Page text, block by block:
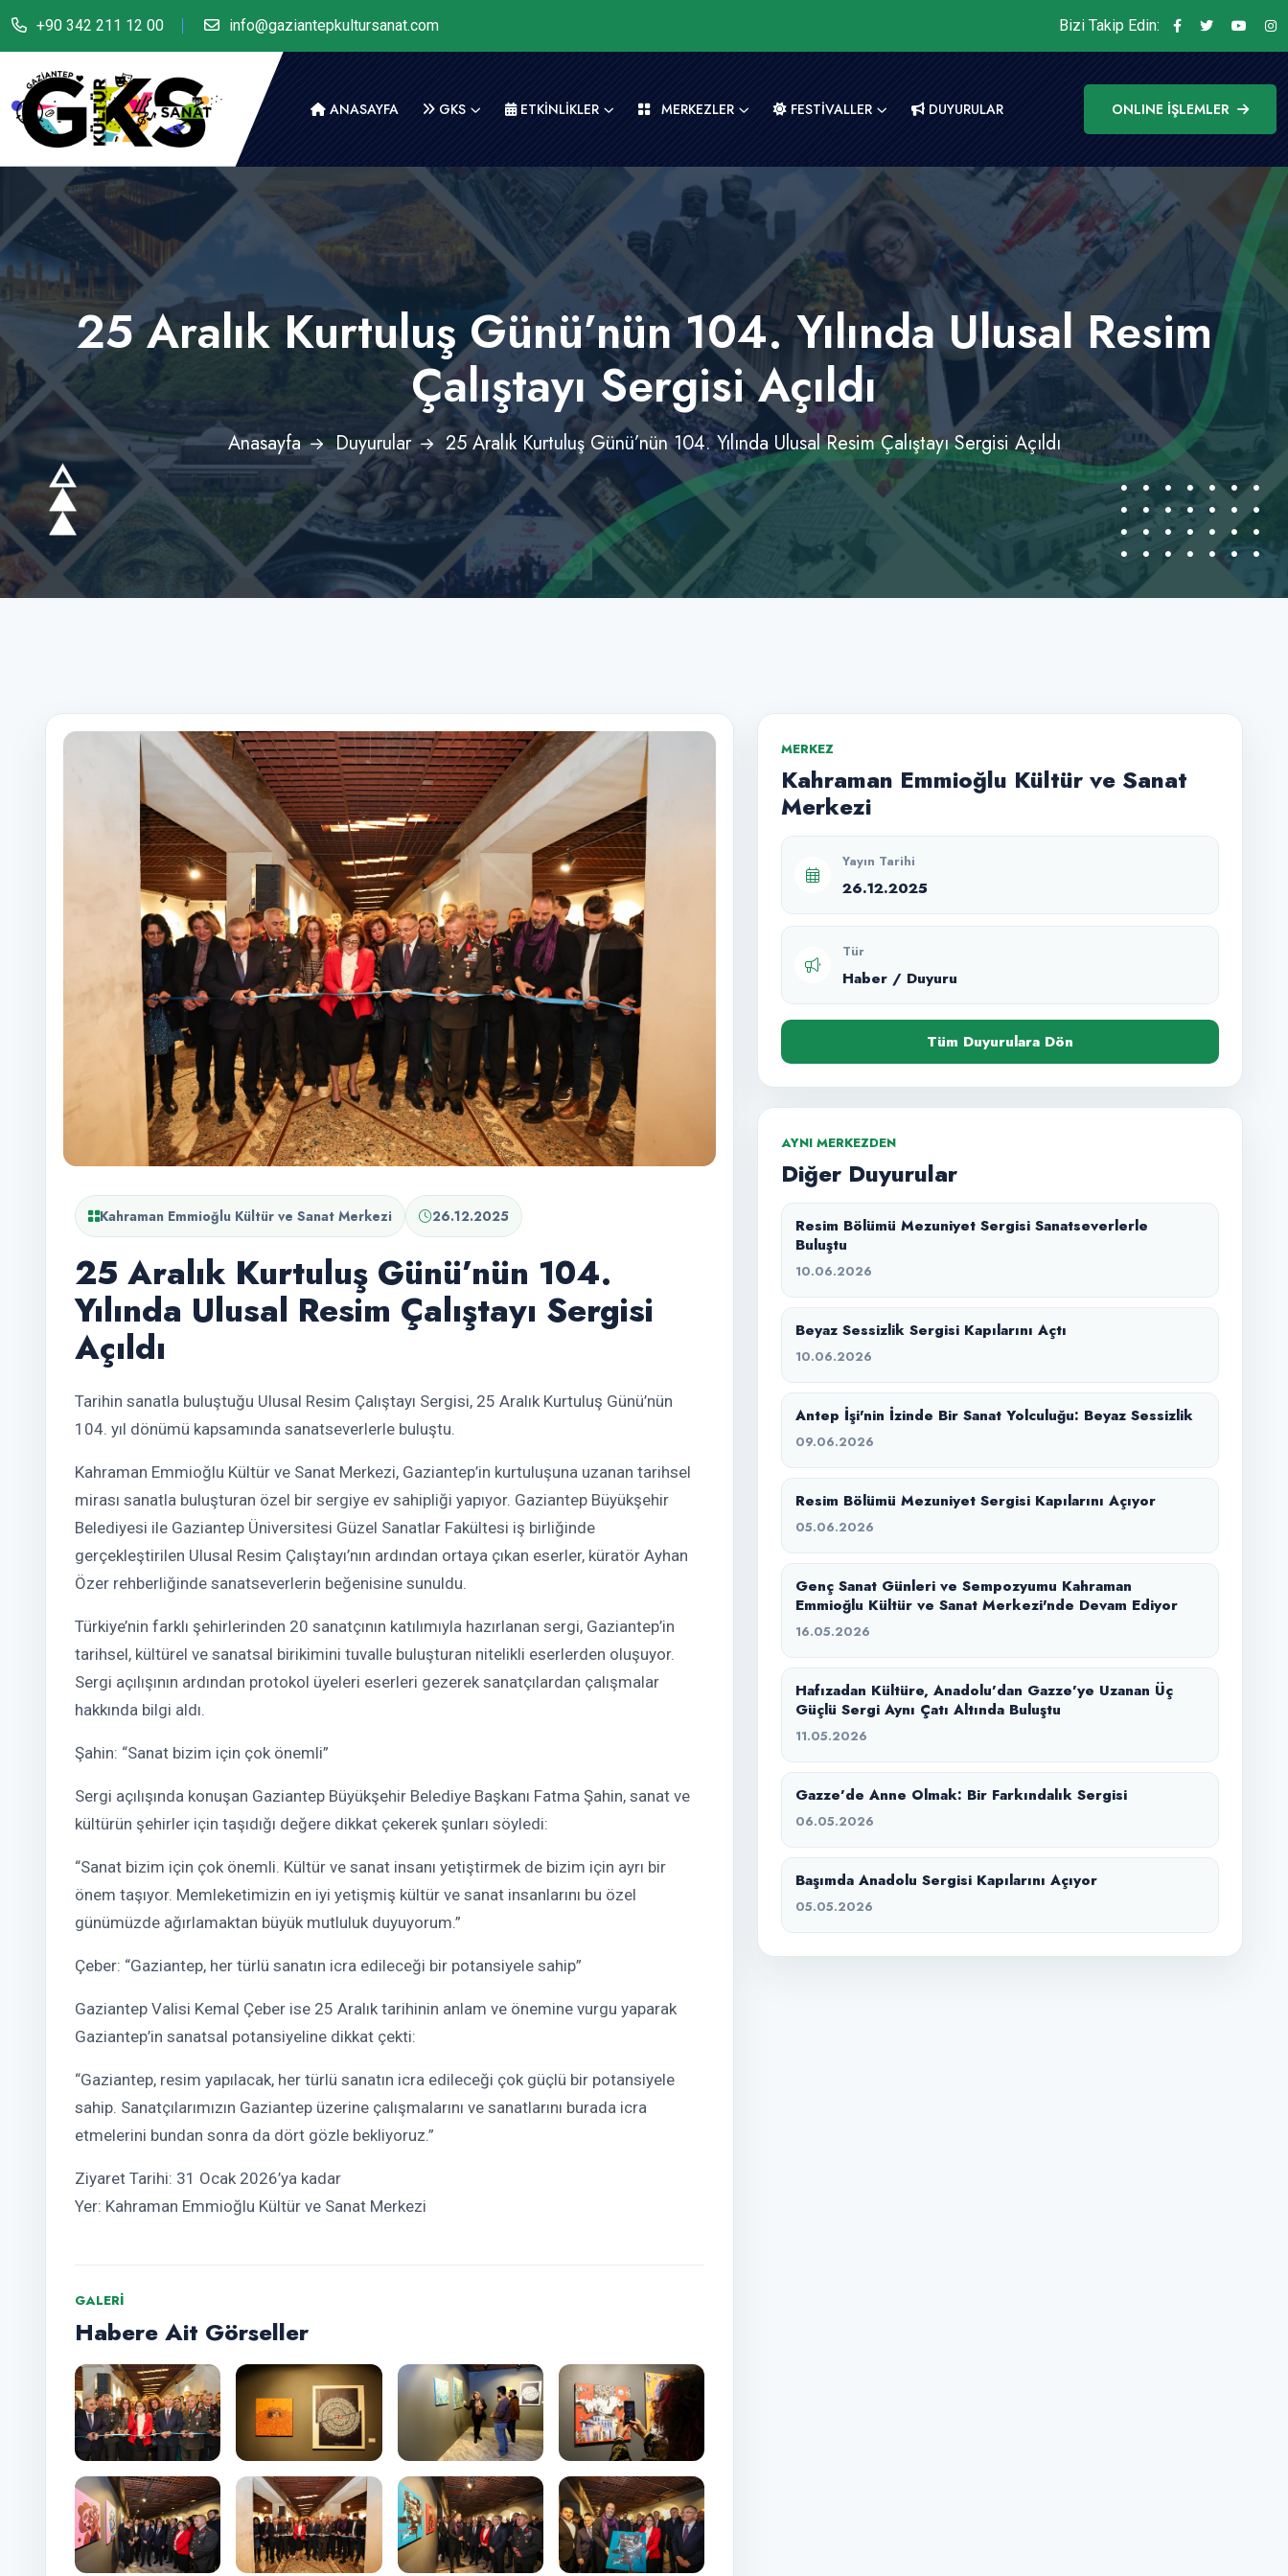
+90 342 211 12 00 info@gaziantepkultursanat.com Bizi Takip Edin:
ANASAYFA GKS ETKİNLİKLER MERKEZLER FESTİVALLER DUYURULAR ONLINE İŞLEMLER
25 Aralık Kurtuluş Günü’nün 104. Yılında Ulusal Resim
Çalıştayı Sergisi Açıldı
Anasayfa Duyurular 25 Aralık Kurtuluş Günü’nün 104. Yılında Ulusal Resim Çalıştayı Sergisi Açıldı
Kahraman Emmioğlu Kültür ve Sanat Merkezi 26.12.2025
25 Aralık Kurtuluş Günü’nün 104.
Yılında Ulusal Resim Çalıştayı Sergisi
Açıldı
Tarihin sanatla buluştuğu Ulusal Resim Çalıştayı Sergisi, 25 Aralık Kurtuluş Günü’nün
104. yıl dönümü kapsamında sanatseverlerle buluştu.
Kahraman Emmioğlu Kültür ve Sanat Merkezi, Gaziantep’in kurtuluşuna uzanan tarihsel
mirası sanatla buluşturan özel bir sergiye ev sahipliği yapıyor. Gaziantep Büyükşehir
Belediyesi ile Gaziantep Üniversitesi Güzel Sanatlar Fakültesi iş birliğinde
gerçekleştirilen Ulusal Resim Çalıştayı’nın ardından ortaya çıkan eserler, küratör Ayhan
Özer rehberliğinde sanatseverlerin beğenisine sunuldu.
Türkiye’nin farklı şehirlerinden 20 sanatçının katılımıyla hazırlanan sergi, Gaziantep’in
tarihsel, kültürel ve sanatsal birikimini tuvalle buluşturan nitelikli eserlerden oluşuyor.
Sergi açılışının ardından protokol üyeleri eserleri gezerek sanatçılardan çalışmalar
hakkında bilgi aldı.
Şahin: “Sanat bizim için çok önemli”
Sergi açılışında konuşan Gaziantep Büyükşehir Belediye Başkanı Fatma Şahin, sanat ve
kültürün şehirler için taşıdığı değere dikkat çekerek şunları söyledi:
“Sanat bizim için çok önemli. Kültür ve sanat insanı yetiştirmek de bizim için ayrı bir
önem taşıyor. Memleketimizin en iyi yetişmiş kültür ve sanat insanlarını bu özel
günümüzde ağırlamaktan büyük mutluluk duyuyorum.”
Çeber: “Gaziantep, her türlü sanatın icra edileceği bir potansiyele sahip”
Gaziantep Valisi Kemal Çeber ise 25 Aralık tarihinin anlam ve önemine vurgu yaparak
Gaziantep’in sanatsal potansiyeline dikkat çekti:
“Gaziantep, resim yapılacak, her türlü sanatın icra edileceği çok güçlü bir potansiyele
sahip. Sanatçılarımızın Gaziantep üzerine çalışmalarını ve sanatlarını burada icra
etmelerini bundan sonra da dört gözle bekliyoruz.”
Ziyaret Tarihi: 31 Ocak 2026’ya kadar
Yer: Kahraman Emmioğlu Kültür ve Sanat Merkezi
GALERI
Habere Ait Görseller
MERKEZ
Kahraman Emmioğlu Kültür ve Sanat
Merkezi
Yayın Tarihi
26.12.2025
Tür
Haber / Duyuru
Tüm Duyurulara Dön
AYNI MERKEZDEN
Diğer Duyurular
Resim Bölümü Mezuniyet Sergisi Sanatseverlerle
Buluştu
10.06.2026
Beyaz Sessizlik Sergisi Kapılarını Açtı
10.06.2026
Antep İşi'nin İzinde Bir Sanat Yolculuğu: Beyaz Sessizlik
09.06.2026
Resim Bölümü Mezuniyet Sergisi Kapılarını Açıyor
05.06.2026
Genç Sanat Günleri ve Sempozyumu Kahraman
Emmioğlu Kültür ve Sanat Merkezi'nde Devam Ediyor
16.05.2026
Hafızadan Kültüre, Anadolu’dan Gazze’ye Uzanan Üç
Güçlü Sergi Aynı Çatı Altında Buluştu
11.05.2026
Gazze’de Anne Olmak: Bir Farkındalık Sergisi
06.05.2026
Başımda Anadolu Sergisi Kapılarını Açıyor
05.05.2026